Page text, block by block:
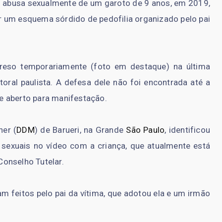
sexualmente de um garoto de 9 anos, em 2019,
um esquema sórdido de pedofilia organizado pelo pai
temporariamente (foto em destaque) na última
paulista. A defesa dele não foi encontrada até a
aberto para manifestação.
(DDM) de Barueri, na Grande São Paulo, identificou
no vídeo com a criança, que atualmente está
Tutelar.
feitos pelo pai da vítima, que adotou ela e um irmão